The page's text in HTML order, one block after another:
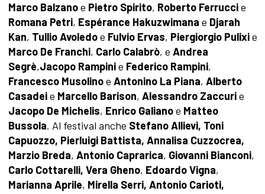
Marco Balzanoe Pietro Spirito, Roberto Ferruccie
Romana Petri, Espérance Hakuzwimana e Djarah
Kan, Tullio Avoledoe Fulvio Ervas, Piergiorgio Pulixie
Marco De Franchi, Carlo Calabrò, e Andrea
Segrè,Jacopo Rampinie Federico Rampini,
Francesco Musolinoe Antonino La Piana, Alberto
Casadeie Marcello Barison, Alessandro Zaccurie
Jacopo De Michelis, Enrico Galianoe Matteo
Bussola. Al festival anche Stefano Allievi, Toni
Capuozzo, Pierluigi Battista, Annalisa Cuzzocrea,
Marzio Breda, Antonio Caprarica, Giovanni Bianconi,
Carlo Cottarelli, Vera Gheno, Edoardo Vigna,
Marianna Aprile, Mirella Serri, Antonio Carioti,